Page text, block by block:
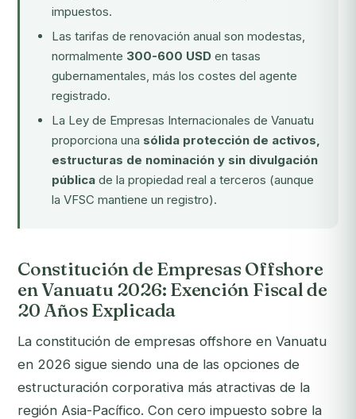
impuestos.
Las tarifas de renovación anual son modestas,
normalmente 300-600 USD en tasas
gubernamentales, más los costes del agente
registrado.
La Ley de Empresas Internacionales de Vanuatu
proporciona una sólida protección de activos,
estructuras de nominación y sin divulgación
pública de la propiedad real a terceros (aunque
la VFSC mantiene un registro).
Constitución de Empresas Offshore
en Vanuatu 2026: Exención Fiscal de
20 Años Explicada
La constitución de empresas offshore en Vanuatu
en 2026 sigue siendo una de las opciones de
estructuración corporativa más atractivas de la
región Asia-Pacífico. Con cero impuesto sobre la